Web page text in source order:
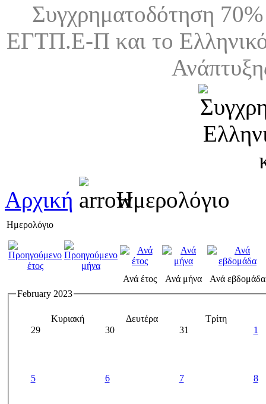
Συγχρηματοδότηση
ΕΓΤΠ.Ε-Π και το
Αρχική Ημερολόγιο
Ημερολόγιο
Ανά έτος Ανά μήνα
Ανά εβδομάδα
February 2023
Κυριακή Δευτέρα
Τρίτη
29
30 31 1
5 6 7 8